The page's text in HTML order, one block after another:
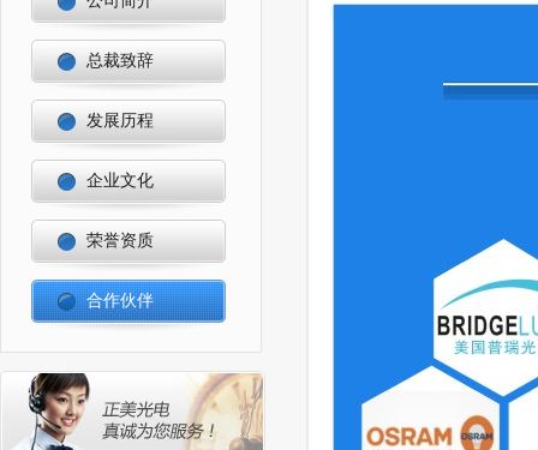
总裁致辞
发展历程
企业文化
荣誉资质
合作伙伴